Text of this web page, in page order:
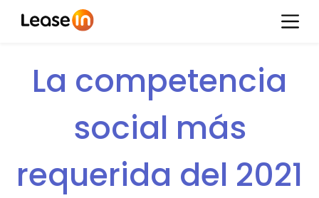
La competencia
social más
requerida del 2021